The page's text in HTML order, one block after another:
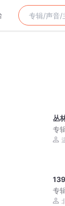
丛
专
专
和